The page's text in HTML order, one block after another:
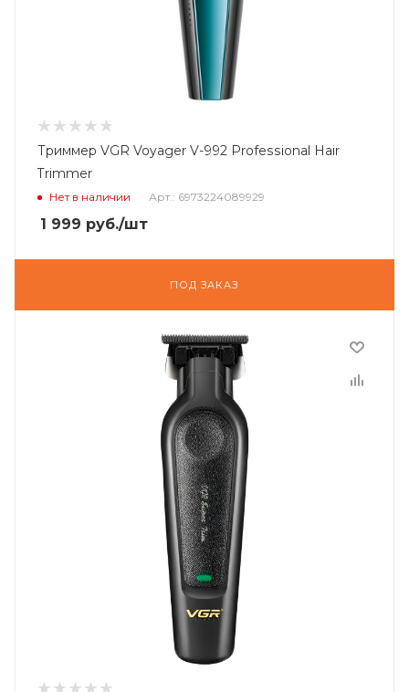
Триммер VGR Voyager V-992 Professional Hair
Trimmer
Нет в наличии Арт.: 6973224089929
1 999 руб./шт
ПОД ЗАКАЗ